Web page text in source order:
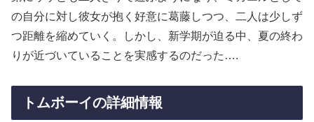
の自分に対し彼女が抱く好意に葛藤しつつ、二人は少しず
つ距離を縮めていく。しかし、新学期が迫る中、夏の終わ
りが近づいていることを実感するのだった….
トムボーイの詳細情報